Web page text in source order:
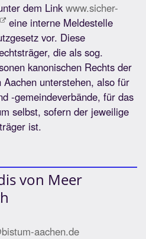
dem Linkwww.sicher-
eine interne Meldestelle
vor. Diese
die als sog.
kanonischen Rechts der
unterstehen, also für
-gemeindeverbände, für das
selbst, sofern der jeweilige
ist.
von Meer
aachen.de